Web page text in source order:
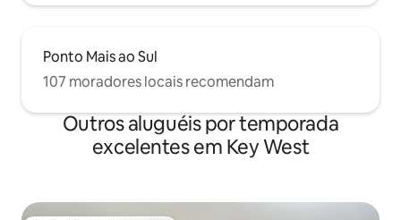
Ponto Mais ao Sul
107 moradores locais recomendam
Outros aluguéis por temporada
excelentes em Key West